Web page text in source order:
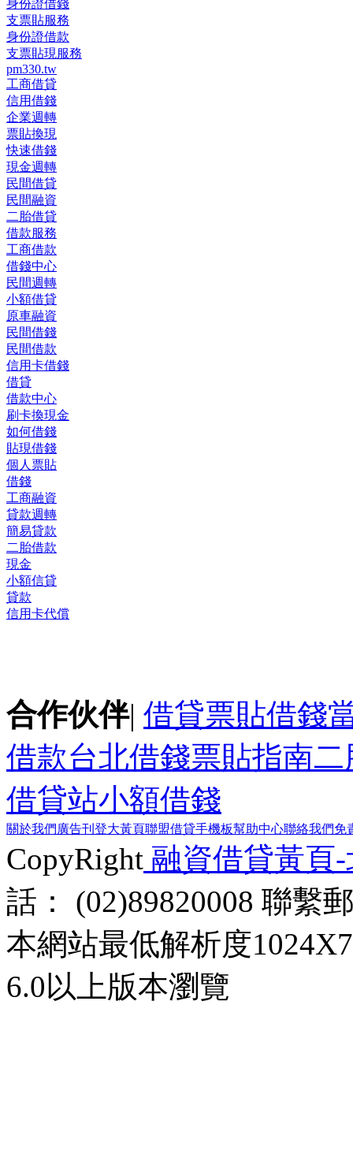
身份證借錢
支票貼服務
身份證借款
支票貼現服務
pm330.tw
工商借貸
信用借錢
企業週轉
票貼換現
快速借錢
現金週轉
民間借貸
民間融資
二胎借貸
借款服務
工商借款
借錢中心
民間週轉
小額借貸
原車融資
民間借錢
民間借款
信用卡借錢
借貸
借款中心
刷卡換現金
如何借錢
貼現借錢
個人票貼
借錢
工商融資
貸款週轉
簡易貸款
二胎借款
現金
小額信貸
貸款
信用卡代償
合作伙伴| 借貸票貼借錢
借款台北借錢票貼指南二
借貸站小額借錢
關於我們 廣告刊登大黃頁聯盟借貸手機板幫助中心聯絡我們免
CopyRight 融資借貸黃頁
話： (02)89820008 聯繫
本網站最低解析度
6.0以上版本瀏覽